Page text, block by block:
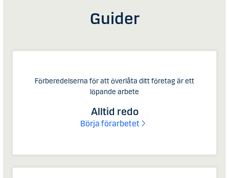
Guider
Förberedelserna för att överlåta ditt företag är ett
löpande arbete
Alltid redo
Börja förarbetet